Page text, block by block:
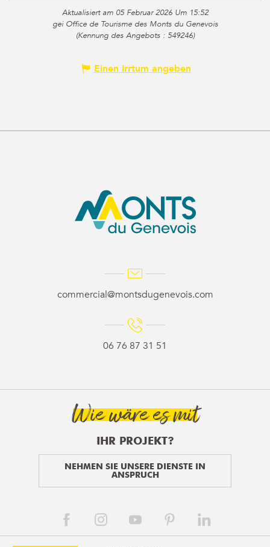
Aktualisiert am 05 Februar 2026 Um 15:52
gei Office de Tourisme des Monts du Genevois
(Kennung des Angebots : 549246)
Einen Irrtum angeben
commercial@montsdugenevois.com
06 76 87 31 51
Wie wäre es mit
IHR PROJEKT?
NEHMEN SIE UNSERE DIENSTE IN
ANSPRUCH